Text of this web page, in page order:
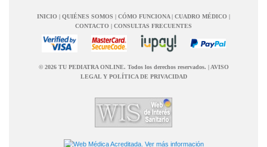
INICIO | QUIÉNES SOMOS | CÓMO FUNCIONA | CUADRO MÉDICO |
CONTACTO | CONSULTAS FRECUENTES
© 2026 TU PEDIATRA ONLINE. Todos los derechos reservados. | AVISO
LEGAL Y POLÍTICA DE PRIVACIDAD